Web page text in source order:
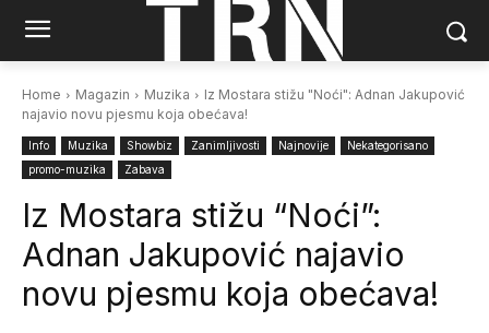
Home Magazin Muzika
Iz Mostara stižu "Noći": Adnan Jakupović
najavio novu pjesmu koja obećava!
Info Muzika Showbiz Zanimljivosti Najnovije
Nekategorisano
promo-muzika
Zabava
Iz Mostara stižu “Noći”:
Adnan Jakupović najavio
novu pjesmu koja obećava!